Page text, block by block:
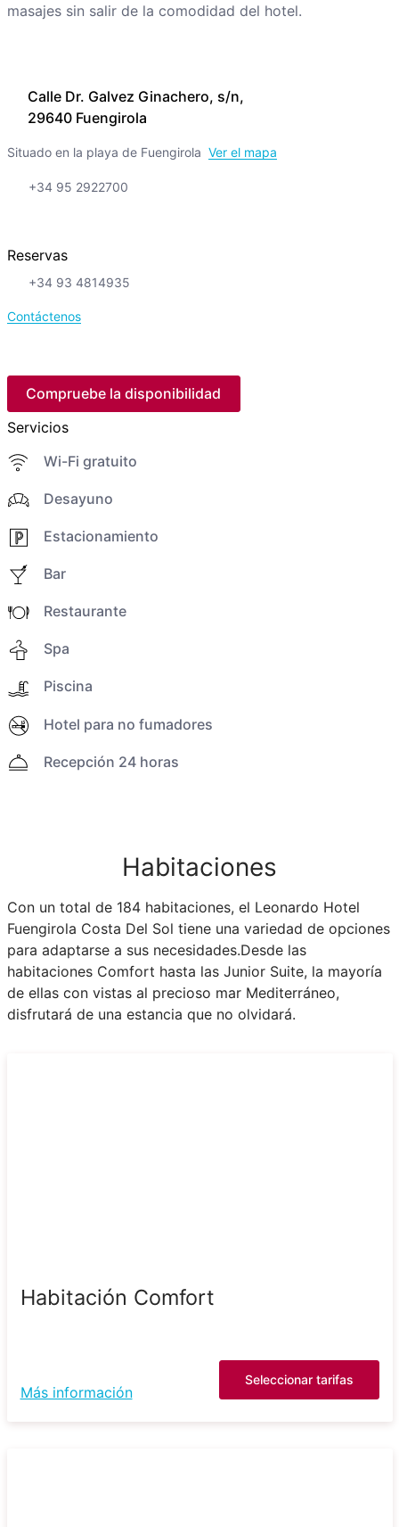
Calle Dr. Galvez Ginachero, s/n,
29640 Fuengirola
Situado en la playa de Fuengirola Ver el mapa
+34 95 2922700
Reservas
+34 93 4814935
Contáctenos
Compruebe la disponibilidad
Servicios
Wi-Fi gratuito
Desayuno
Estacionamiento
Bar
Restaurante
Spa
Piscina
Hotel para no fumadores
Recepción 24 horas
masajes sin salir de la comodidad del hotel.
Habitaciones
Con un total de 184 habitaciones, el Leonardo Hotel
Fuengirola Costa Del Sol tiene una variedad de opciones
para adaptarse a sus necesidades.Desde las
habitaciones Comfort hasta las Junior Suite, la mayoría
de ellas con vistas al precioso mar Mediterráneo,
disfrutará de una estancia que no olvidará.
Habitación Comfort
Más información
Seleccionar tarifas